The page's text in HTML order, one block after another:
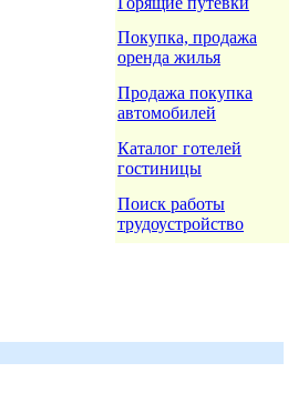
Покупка, продажа
оренда жилья
Продажа покупка
автомобилей
Каталог готелей
гостиницы
Поиск работы
трудоустройство